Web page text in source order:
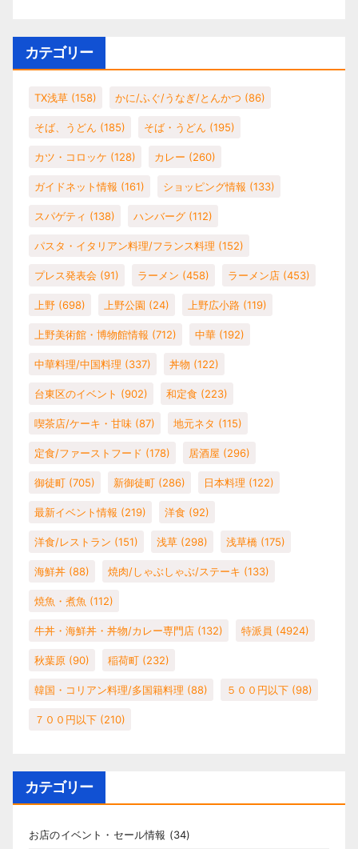
カテゴリー
TX浅草 (158) かに/ふぐ/うなぎ/とんかつ (86)
そば、うどん (185) そば・うどん (195)
カツ・コロッケ (128) カレー (260)
ガイドネット情報 (161) ショッピング情報 (133)
スパゲティ (138) ハンバーグ (112)
パスタ・イタリアン料理/フランス料理 (152)
プレス発表会 (91) ラーメン (458) ラーメン店 (453)
上野 (698) 上野公園 (24) 上野広小路 (119)
上野美術館・博物館情報 (712) 中華 (192)
中華料理/中国料理 (337) 丼物 (122)
台東区のイベント (902) 和定食 (223)
喫茶店/ケーキ・甘味 (87) 地元ネタ (115)
定食/ファーストフード (178) 居酒屋 (296)
御徒町 (705) 新御徒町 (286) 日本料理 (122)
最新イベント情報 (219) 洋食 (92)
洋食/レストラン (151) 浅草 (298) 浅草橋 (175)
海鮮丼 (88) 焼肉/しゃぶしゃぶ/ステーキ (133)
焼魚・煮魚 (112)
牛丼・海鮮丼・丼物/カレー専門店 (132) 特派員 (4924)
秋葉原 (90) 稲荷町 (232)
韓国・コリアン料理/多国籍料理 (88) ５００円以下 (98)
７００円以下 (210)
カテゴリー
お店のイベント・セール情報 (34)